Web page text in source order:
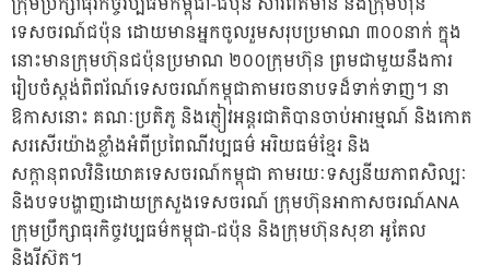
ទេសចរណ៍ជប៉ុន ដោយមានអ្នកចូលរួមសរុបប្រមាណ ៣០០នាក់ ក្នុង
នោះមានក្រុមហ៊ុនជប៉ុនប្រមាណ ២០០ក្រុមហ៊ុន ព្រមជាមួយនឹងការ
រៀបចំស្តង់ពិពរ័ណ៍ទេសចរណ៍កម្ពុជាតាមរចនាបទដ៏ទាក់ទាញ។ នា
ឱកាសនោះ គណៈប្រតិភូ និងភ្ញៀវអន្តរជាតិបានចាប់អារម្មណ៍ និងកោត
សរសើរយ៉ាងខ្លាំងអំពីប្រពៃណីវប្បធម៌ អរិយធម៌ខ្មែរ និង
សក្ដានុពលវិនិយោគទេសចរណ៍កម្ពុជា តាមរយៈទស្សនីយភាពសិល្បៈ
និងបទបង្ហាញដោយក្រសួងទេសចរណ៍ ក្រុមហ៊ុនអាកាសចរណ៍ANA
ក្រុមប្រឹក្សាធុរកិច្ចវប្បធម៌កម្ពុជា-ជប៉ុន និងក្រុមហ៊ុនសុខា អូតែល
និងរីស៊ត។